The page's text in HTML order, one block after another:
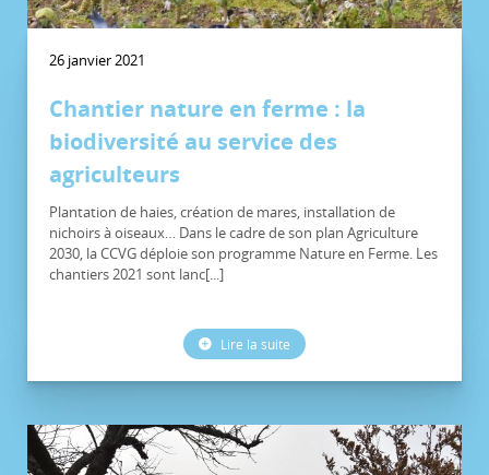
26 janvier 2021
Chantier nature en ferme : la
biodiversité au service des
agriculteurs
Plantation de haies, création de mares, installation de
nichoirs à oiseaux… Dans le cadre de son plan Agriculture
2030, la CCVG déploie son programme Nature en Ferme. Les
chantiers 2021 sont lanc[...]
Lire la suite